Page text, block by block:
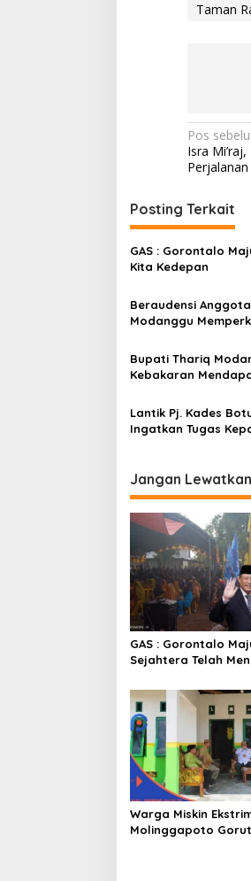
Taman
N
a
i
g
a
i
o
s
Pos
Isra
Posting Terkait
GAS : Gorontalo
Kita Kedepan
Beraudensi
Modanggu
Bupati Thariq
Kebakaran
Lantik Pj. Kades
Ingatkan Tugas
Jangan Lewatkan
GAS : Gorontalo
Sejahtera Telah
Warga Miskin
Molinggapoto